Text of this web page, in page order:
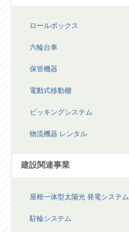
ロールボックス
六輪台車
保管機器
電動式移動棚
ピッキングシステム
物流機器 レンタル
建設関連事業
屋根一体型太陽光 発電システム
駐輪システム